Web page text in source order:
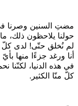
مضتِ السنين وصرنا
حولنا يلاحظون ذلك، ما
لم نُخلق حتّى! لدى كلّ
أنا ورغد جزءًا منها
في هذه الدنيا، لكنّنا
كلّ منّا الكثير.